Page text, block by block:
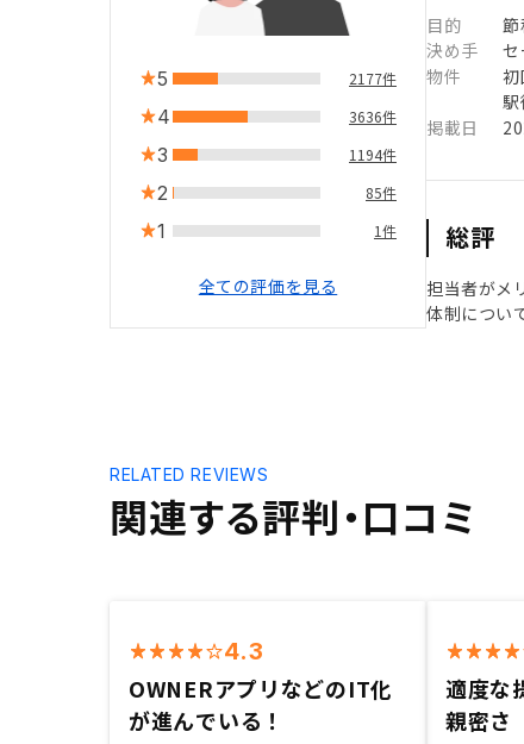
5 2177件
4 3636件
3 1194件
2 85件
1 1件
全ての評価を見る
目的
節
決め手
セ
物件
初
掲載日
総評
担当者がメ
体制につい
関連する評判・口コミ
RELATED REVIEWS
4.3
OWNERアプリなどのIT化
が進んでいる！
適度な
親密さ